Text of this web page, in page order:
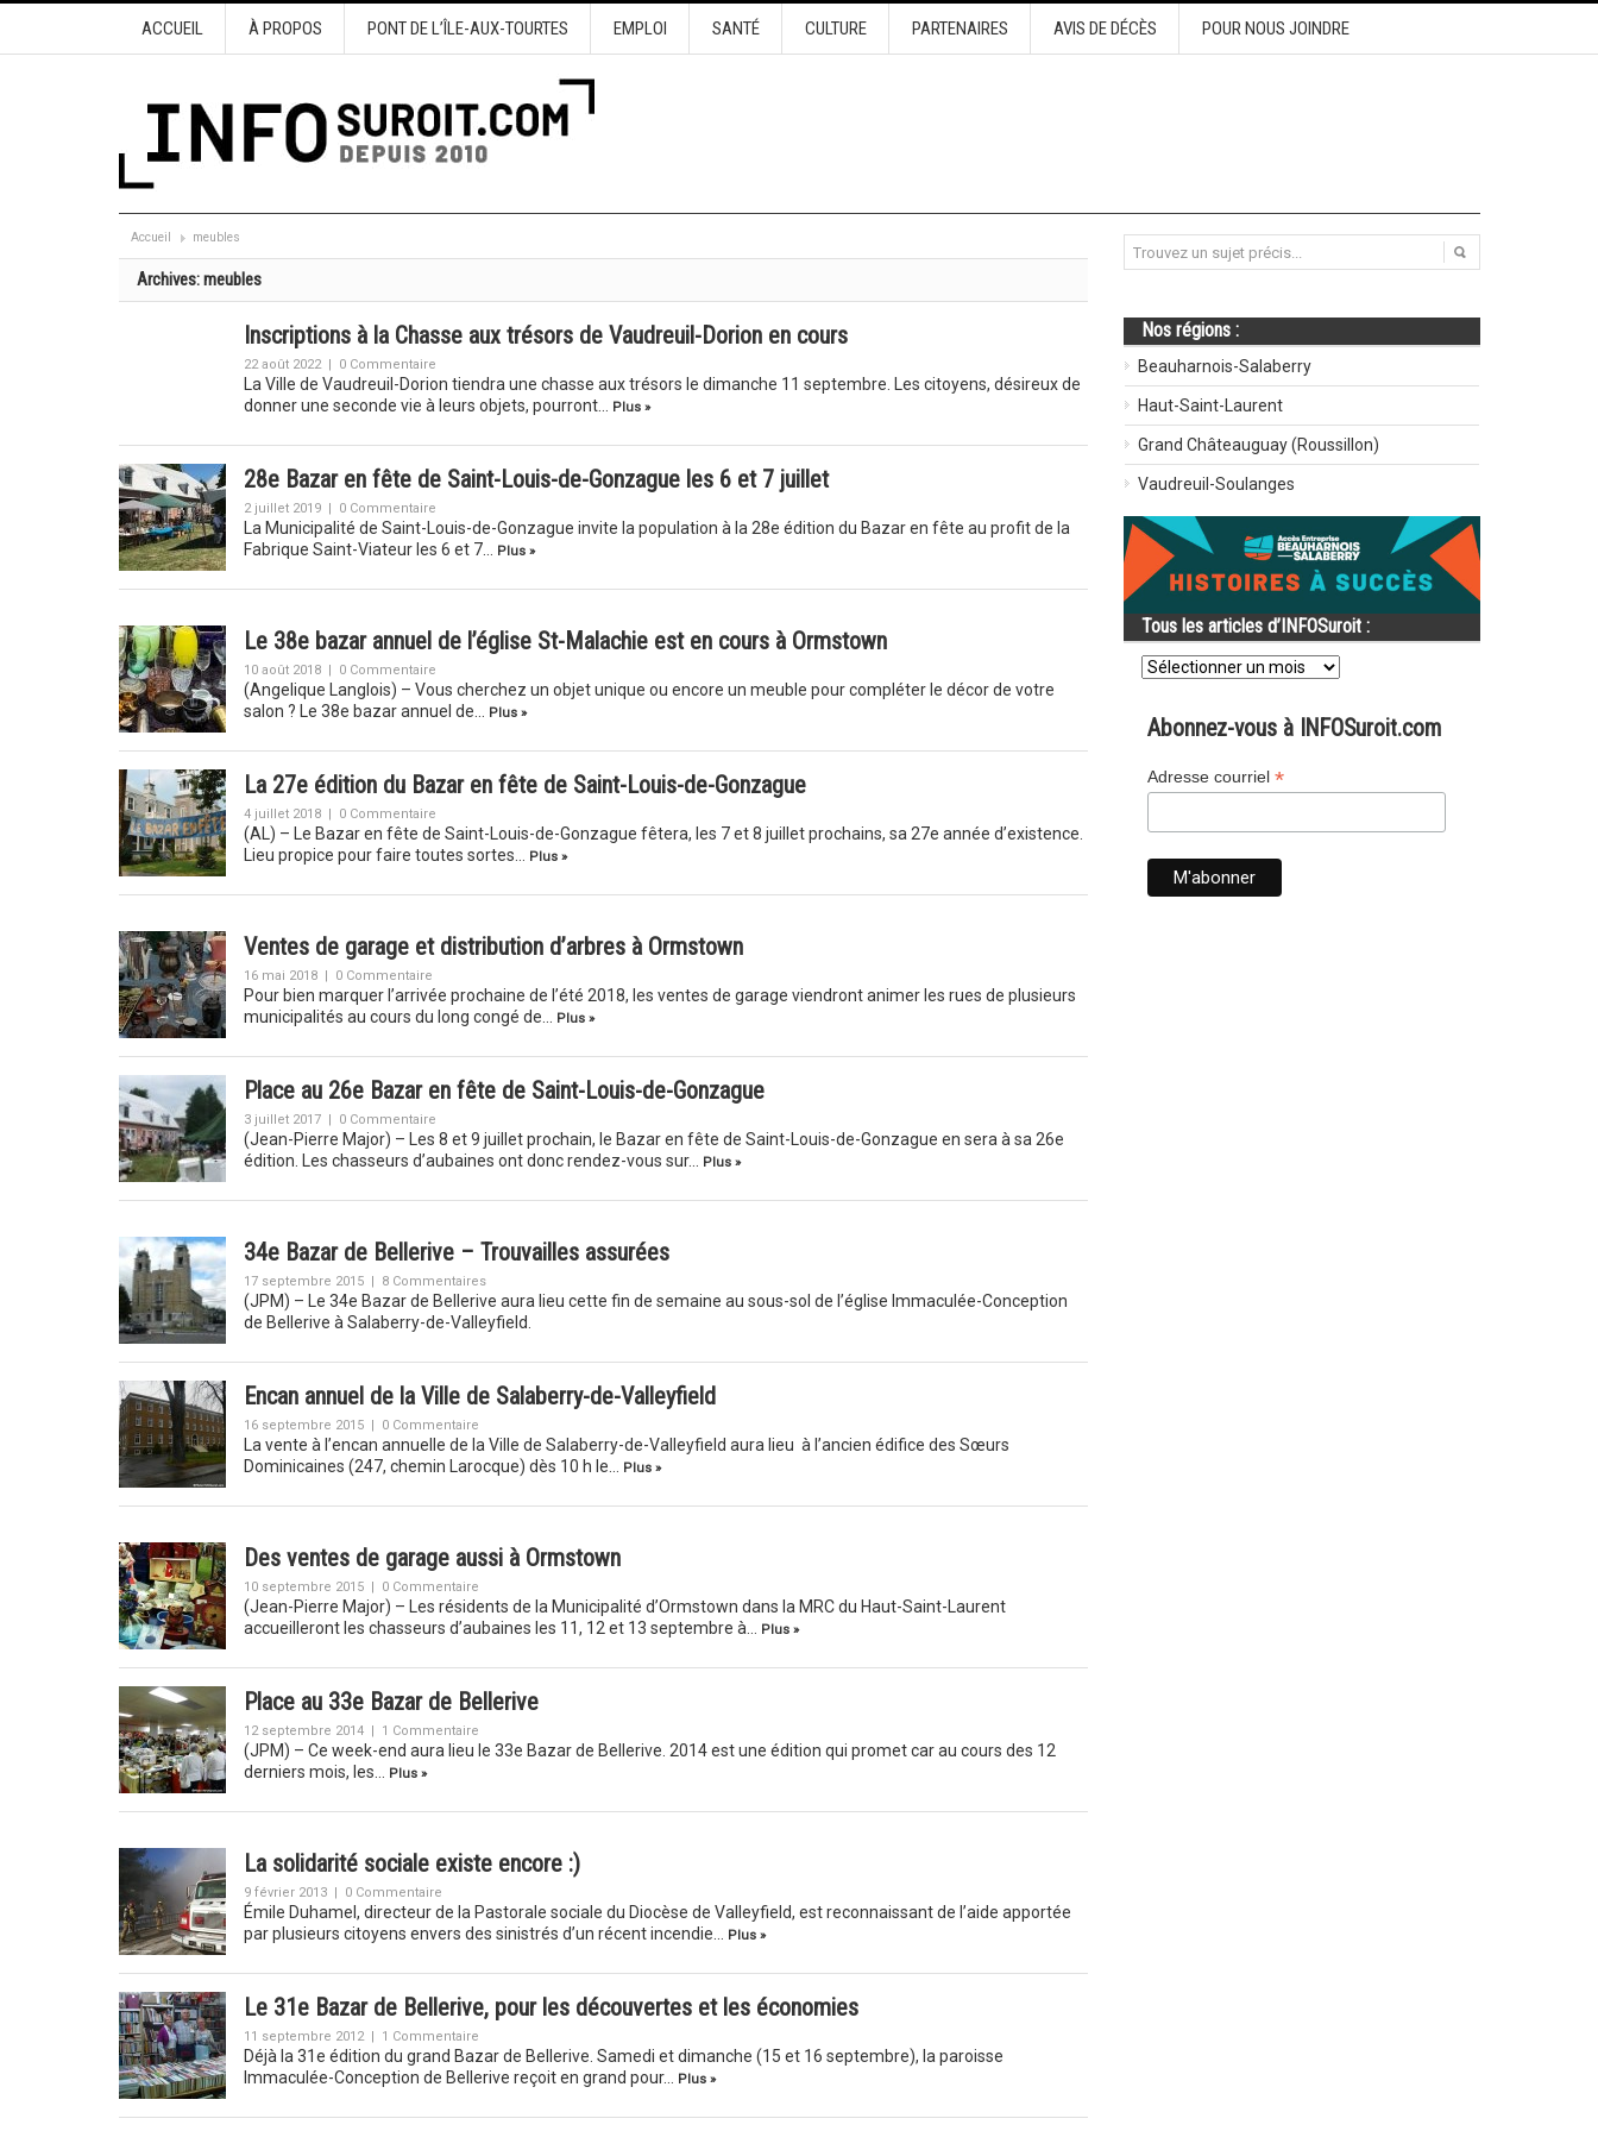
ACCUEIL À PROPOS PONT DE L’ÎLE-AUX-TOURTES EMPLOI SANTÉ CULTURE PARTENAIRES AVIS DE DÉCÈS POUR NOUS JOINDRE
Accueil meubles
Archives:meubles
Inscriptions à la Chasse aux trésors de Vaudreuil-Dorion en cours
22 août 2022 | 0 Commentaire
La Ville de Vaudreuil-Dorion tiendra une chasse aux trésors le dimanche 11 septembre. Les citoyens, désireux de
donner une seconde vie à leurs objets, pourront…
Plus »
28e Bazar en fête de Saint-Louis-de-Gonzague les 6 et 7 juillet
2 juillet 2019 | 0 Commentaire
La Municipalité de Saint-Louis-de-Gonzague invite la population à la 28e édition du Bazar en fête au profit de la
Fabrique Saint-Viateur les 6 et 7…
Plus »
Le 38e bazar annuel de l’église St-Malachie est en cours à Ormstown
10 août 2018 | 0 Commentaire
(Angelique Langlois) – Vous cherchez un objet unique ou encore un meuble pour compléter le décor de votre
salon ? Le 38e bazar annuel de…
Plus »
La 27e édition du Bazar en fête de Saint-Louis-de-Gonzague
4 juillet 2018 | 0 Commentaire
(AL) – Le Bazar en fête de Saint-Louis-de-Gonzague fêtera, les 7 et 8 juillet prochains, sa 27e année d’existence.
Lieu propice pour faire toutes sortes…
Plus »
Ventes de garage et distribution d’arbres à Ormstown
16 mai 2018 | 0 Commentaire
Pour bien marquer l’arrivée prochaine de l’été 2018, les ventes de garage viendront animer les rues de plusieurs
municipalités au cours du long congé de…
Plus »
Place au 26e Bazar en fête de Saint-Louis-de-Gonzague
3 juillet 2017 | 0 Commentaire
(Jean-Pierre Major) – Les 8 et 9 juillet prochain, le Bazar en fête de Saint-Louis-de-Gonzague en sera à sa 26e
édition. Les chasseurs d’aubaines ont donc rendez-vous sur…
Plus »
34e Bazar de Bellerive – Trouvailles assurées
17 septembre 2015 | 8 Commentaires
(JPM) – Le 34e Bazar de Bellerive aura lieu cette fin de semaine au sous-sol de l’église Immaculée-Conception
de Bellerive à Salaberry-de-Valleyfield.
Encan annuel de la Ville de Salaberry-de-Valleyfield
16 septembre 2015 | 0 Commentaire
La vente à l’encan annuelle de la Ville de Salaberry-de-Valleyfield aura lieu à l’ancien édifice des Sœurs
Dominicaines (247, chemin Larocque) dès 10 h le…
Plus »
Des ventes de garage aussi à Ormstown
10 septembre 2015 | 0 Commentaire
(Jean-Pierre Major) – Les résidents de la Municipalité d’Ormstown dans la MRC du Haut-Saint-Laurent
accueilleront les chasseurs d’aubaines les 11, 12 et 13 septembre à…
Plus »
Place au 33e Bazar de Bellerive
12 septembre 2014 | 1 Commentaire
(JPM) – Ce week-end aura lieu le 33e Bazar de Bellerive. 2014 est une édition qui promet car au cours des 12
derniers mois, les…
Plus »
La solidarité sociale existe encore :)
9 février 2013 | 0 Commentaire
Émile Duhamel, directeur de la Pastorale sociale du Diocèse de Valleyfield, est reconnaissant de l’aide apportée
par plusieurs citoyens envers des sinistrés d’un récent incendie…
Plus »
Le 31e Bazar de Bellerive, pour les découvertes et les économies
11 septembre 2012 | 1 Commentaire
Déjà la 31e édition du grand Bazar de Bellerive. Samedi et dimanche (15 et 16 septembre), la paroisse
Immaculée-Conception de Bellerive reçoit en grand pour…
Plus »
Nos régions :
Beauharnois-Salaberry
Haut-Saint-Laurent
Grand Châteauguay (Roussillon)
Vaudreuil-Soulanges
Tous les articles d’INFOSuroit :
Tous
les
d’INFOSuroit
Abonnez-vous à INFOSuroit.com
Adresse courriel *